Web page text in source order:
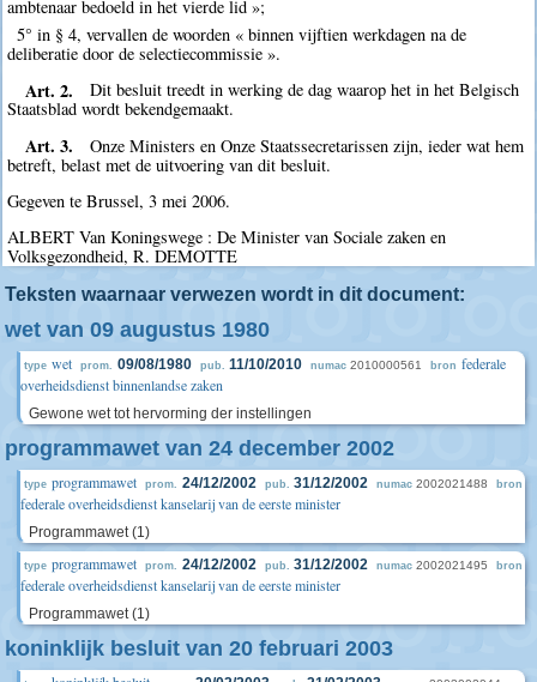
ambtenaar bedoeld in het vierde lid »;
5° in § 4, vervallen de woorden « binnen vijftien werkdagen na de
deliberatie door de selectiecommissie ».
Art. 2.
Dit besluit treedt in werking de dag waarop het in het Belgisch
Staatsblad wordt bekendgemaakt.
Art. 3.
Onze Ministers en Onze Staatssecretarissen zijn, ieder wat hem
betreft, belast met de uitvoering van dit besluit.
Gegeven te Brussel, 3 mei 2006.
ALBERT Van Koningswege : De Minister van Sociale zaken en
Volksgezondheid, R. DEMOTTE
Teksten waarnaar verwezen wordt in dit document:
wet van 09 augustus 1980
type wet prom. 09/08/1980 pub. 11/10/2010 numac 2010000561 bron federale
overheidsdienst binnenlandse zaken
Gewone wet tot hervorming der instellingen
programmawet van 24 december 2002
type programmawet prom. 24/12/2002 pub. 31/12/2002 numac 2002021488 bron
federale overheidsdienst kanselarij van de eerste minister
Programmawet (1)
type programmawet prom. 24/12/2002 pub. 31/12/2002 numac 2002021495 bron
federale overheidsdienst kanselarij van de eerste minister
Programmawet (1)
koninklijk besluit van 20 februari 2003